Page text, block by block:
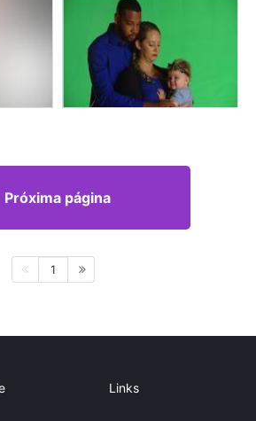
Próxima página
1
Links